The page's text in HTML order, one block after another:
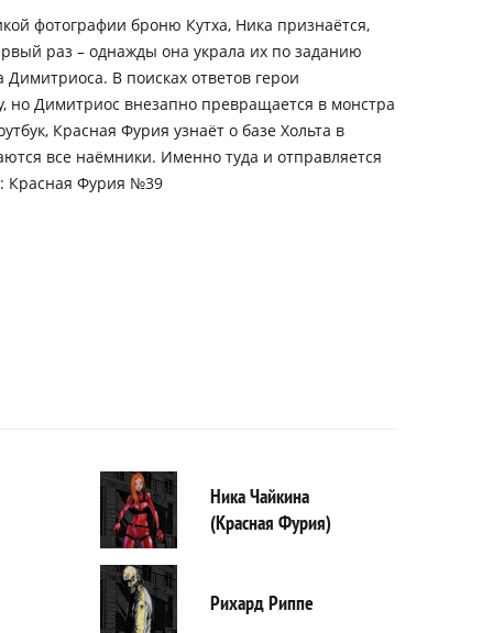
фотографии броню Кутха, Ника признаётся,
раз – однажды она украла их по заданию
Димитриоса. В поисках ответов герои
но Димитриос внезапно превращается в монстра
Красная Фурия узнаёт о базе Хольта в
все наёмники. Именно туда и отправляется
Красная Фурия №39
Ника Чайкина
(Красная Фурия)
Рихард Риппе